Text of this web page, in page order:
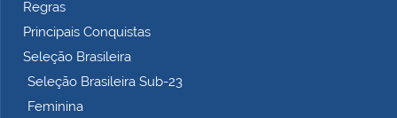
Regras
Principais Conquistas
Seleção Brasileira
Seleção Brasileira Sub-23
Feminina